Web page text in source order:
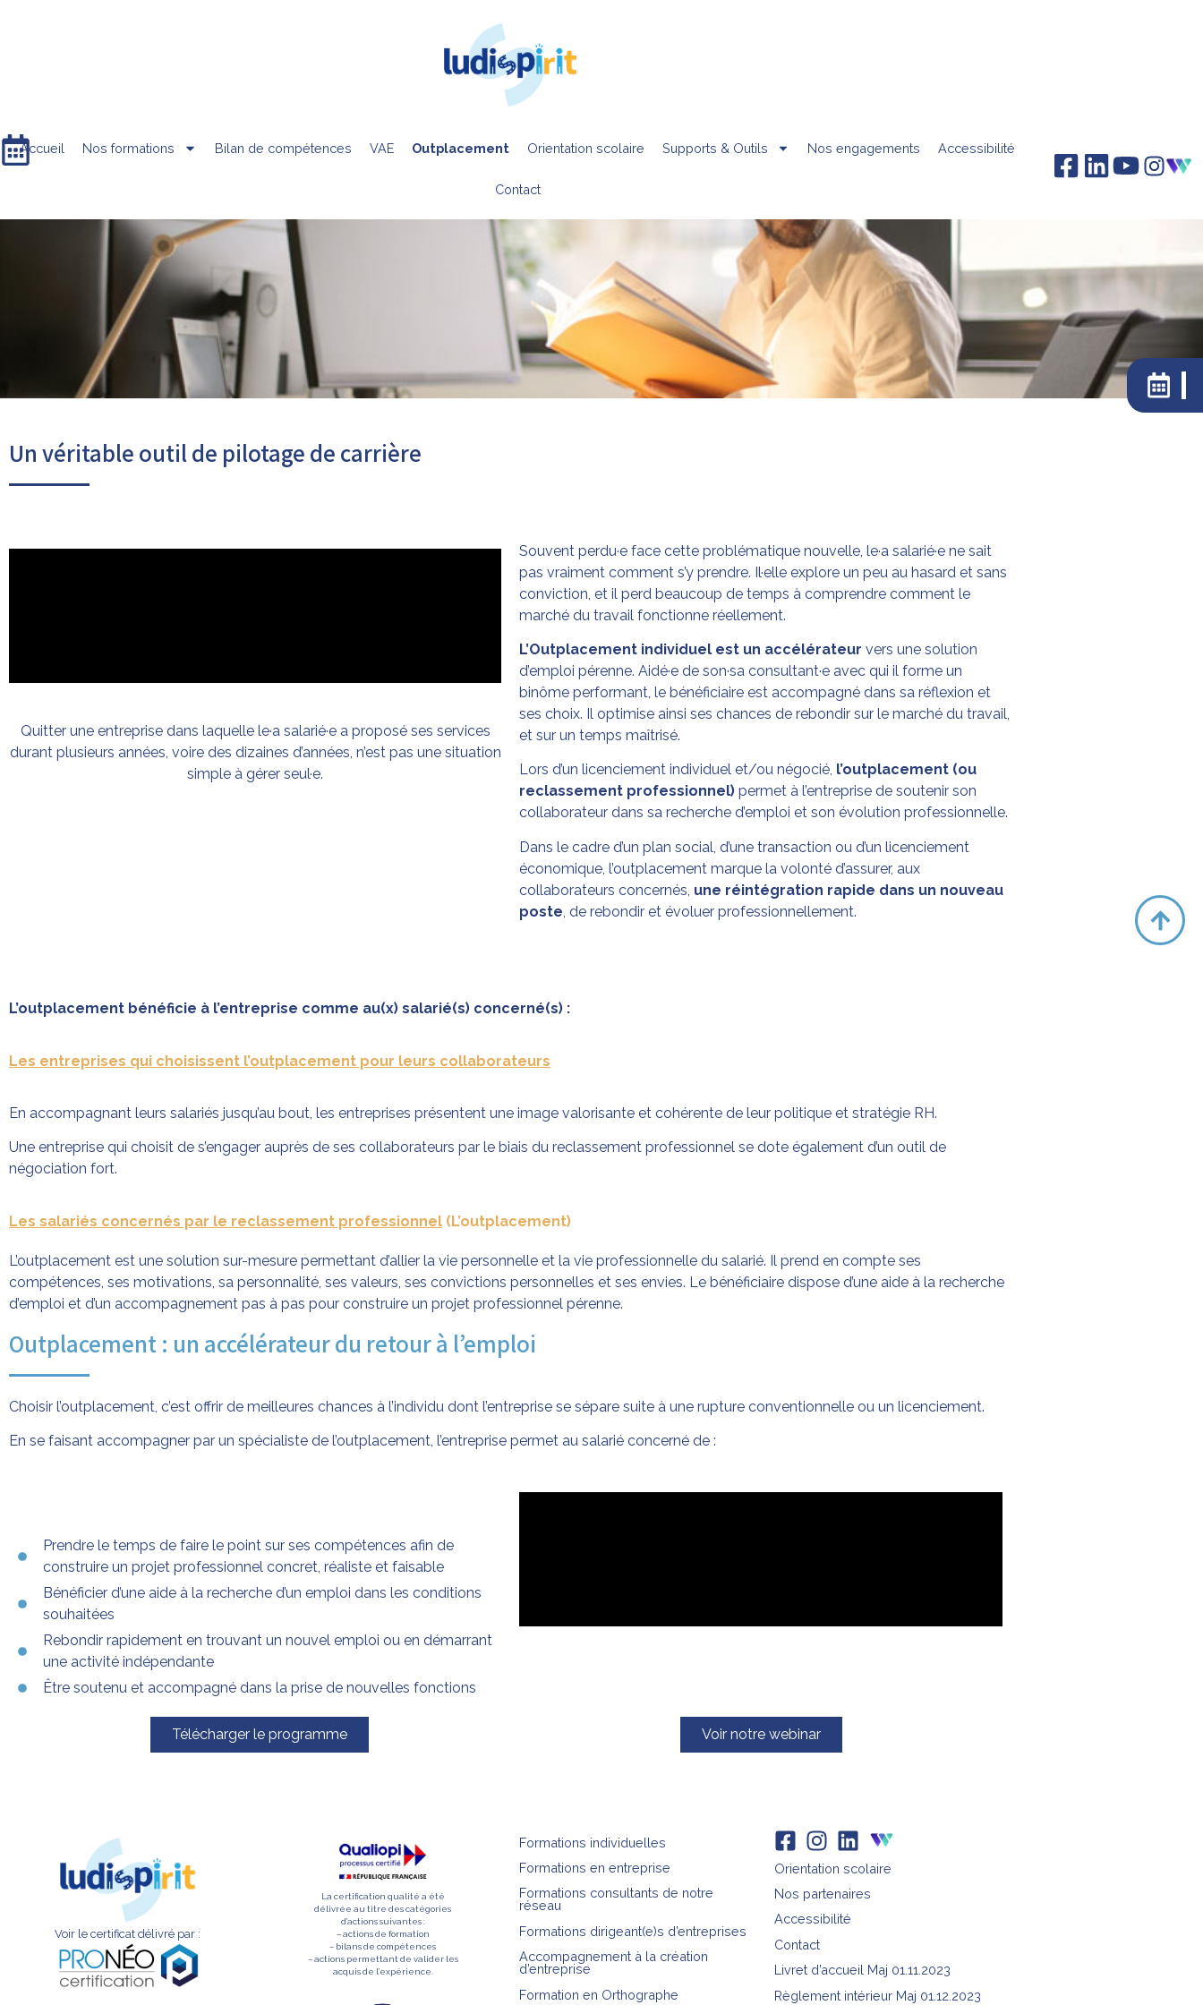
Accueil Nos formations Bilan de compétences VAE Outplacement Orientation scolaire Supports & Outils Nos engagements Accessibilité
Contact
Outplacement
Un véritable outil de pilotage de carrière
Quitter une entreprise dans laquelle le·a salarié·e a proposé ses services
durant plusieurs années, voire des dizaines d’années, n’est pas une situation
simple à gérer seul·e.
Souvent perdu·e face cette problématique nouvelle, le·a salarié·e ne sait
pas vraiment comment s’y prendre. Il·elle explore un peu au hasard et sans
conviction, et il perd beaucoup de temps à comprendre comment le
marché du travail fonctionne réellement.
L’Outplacement individuel est un accélérateur vers une solution
d’emploi pérenne. Aidé·e de son·sa consultant·e avec qui il forme un
binôme performant, le bénéficiaire est accompagné dans sa réflexion et
ses choix. Il optimise ainsi ses chances de rebondir sur le marché du travail,
et sur un temps maîtrisé.
Lors d’un licenciement individuel et/ou négocié, l’outplacement (ou
reclassement professionnel) permet à l’entreprise de soutenir son
collaborateur dans sa recherche d’emploi et son évolution professionnelle.
Dans le cadre d’un plan social, d’une transaction ou d’un licenciement
économique, l’outplacement marque la volonté d’assurer, aux
collaborateurs concernés, une réintégration rapide dans un nouveau
poste, de rebondir et évoluer professionnellement.
L’outplacement bénéficie à l’entreprise comme au(x) salarié(s) concerné(s) :
Les entreprises qui choisissent l’outplacement pour leurs collaborateurs
En accompagnant leurs salariés jusqu’au bout, les entreprises présentent une image valorisante et cohérente de leur politique et stratégie RH.
Une entreprise qui choisit de s’engager auprès de ses collaborateurs par le biais du reclassement professionnel se dote également d’un outil de
négociation fort.
Les salariés concernés par le reclassement professionnel (L’outplacement)
L’outplacement est une solution sur-mesure permettant d’allier la vie personnelle et la vie professionnelle du salarié. Il prend en compte ses
compétences, ses motivations, sa personnalité, ses valeurs, ses convictions personnelles et ses envies. Le bénéficiaire dispose d’une aide à la recherche
d’emploi et d’un accompagnement pas à pas pour construire un projet professionnel pérenne.
Outplacement : un accélérateur du retour à l’emploi
Choisir l’outplacement, c’est offrir de meilleures chances à l’individu dont l’entreprise se sépare suite à une rupture conventionnelle ou un licenciement.
En se faisant accompagner par un spécialiste de l’outplacement, l’entreprise permet au salarié concerné de :
Prendre le temps de faire le point sur ses compétences afin de
construire un projet professionnel concret, réaliste et faisable
Bénéficier d’une aide à la recherche d’un emploi dans les conditions
souhaitées
Rebondir rapidement en trouvant un nouvel emploi ou en démarrant
une activité indépendante
Être soutenu et accompagné dans la prise de nouvelles fonctions
Télécharger le programme Voir notre webinar
Voir le certificat délivré par :
La certification qualité a été
délivrée au titre des catégories
d’actions suivantes :
– actions de formation
– bilans de compétences
– actions permettant de valider les
acquis de l’expérience.
Formations individuelles
Formations en entreprise
Formations consultants de notre
réseau
Formations dirigeant(e)s d’entreprises
Accompagnement à la création
d’entreprise
Formation en Orthographe
Orientation scolaire
Nos partenaires
Accessibilité
Contact
Livret d’accueil Maj 01.11.2023
Règlement intérieur Maj 01.12.2023